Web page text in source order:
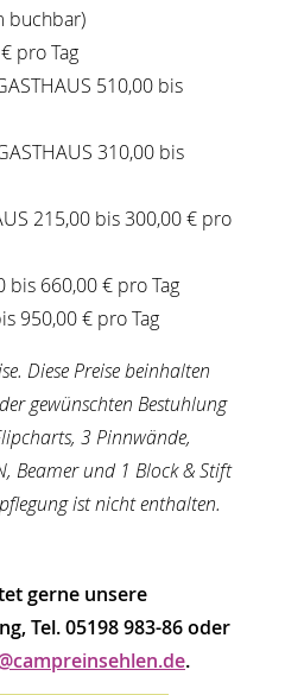
buchbar)
pro Tag
510,00 bis
310,00 bis
215,00 bis 300,00 € pro
bis 660,00 € pro Tag
950,00 € pro Tag
Diese Preise beinhalten
gewünschten Bestuhlung
3 Pinnwände,
Beamer und 1 Block & Stift
ist nicht enthalten.
gerne unsere
Tel. 05198 983-86 oder
.